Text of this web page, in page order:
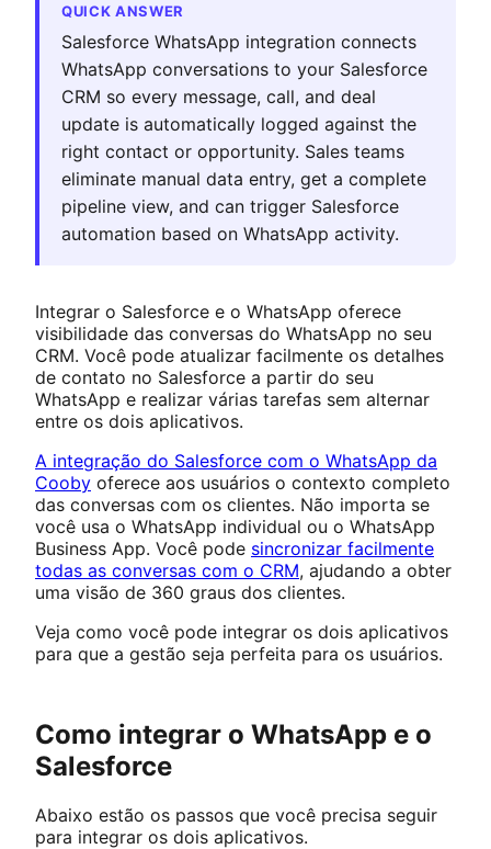
QUICK ANSWER
Salesforce WhatsApp integration connects
WhatsApp conversations to your Salesforce
CRM so every message, call, and deal
update is automatically logged against the
right contact or opportunity. Sales teams
eliminate manual data entry, get a complete
pipeline view, and can trigger Salesforce
automation based on WhatsApp activity.
Integrar o Salesforce e o WhatsApp oferece
visibilidade das conversas do WhatsApp no seu
CRM. Você pode atualizar facilmente os detalhes
de contato no Salesforce a partir do seu
WhatsApp e realizar várias tarefas sem alternar
entre os dois aplicativos.
A integração do Salesforce com o WhatsApp da
Cooby oferece aos usuários o contexto completo
das conversas com os clientes. Não importa se
você usa o WhatsApp individual ou o WhatsApp
Business App. Você pode sincronizar facilmente
todas as conversas com o CRM, ajudando a obter
uma visão de 360 graus dos clientes.
Veja como você pode integrar os dois aplicativos
para que a gestão seja perfeita para os usuários.
Como integrar o WhatsApp e o
Salesforce
Abaixo estão os passos que você precisa seguir
para integrar os dois aplicativos.